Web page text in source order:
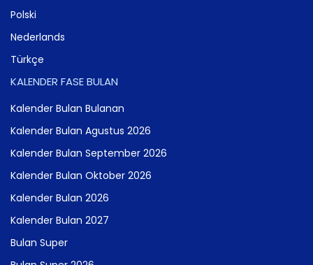
Polski
Nederlands
Türkçe
KALENDER FASE BULAN
Kalender Bulan Bulanan
Kalender Bulan Agustus 2026
Kalender Bulan September 2026
Kalender Bulan Oktober 2026
Kalender Bulan 2026
Kalender Bulan 2027
Bulan Super